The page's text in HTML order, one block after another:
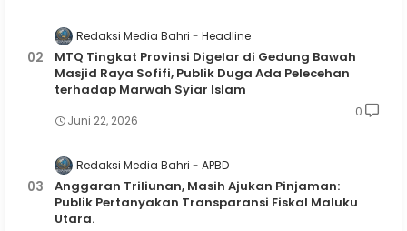
Redaksi Media Bahri Headline
MTQ Tingkat Provinsi Digelar di Gedung Bawah
Masjid Raya Sofifi, Publik Duga Ada Pelecehan
terhadap Marwah Syiar Islam
Juni 22, 2026
0
Redaksi Media Bahri APBD
Anggaran Triliunan, Masih Ajukan Pinjaman:
Publik Pertanyakan Transparansi Fiskal Maluku
Utara.